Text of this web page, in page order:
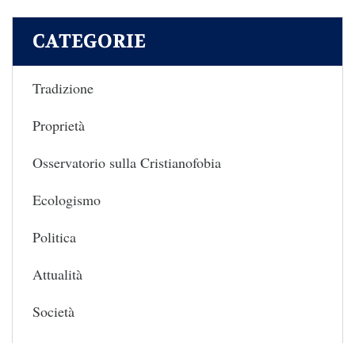
CATEGORIE
Tradizione
Proprietà
Osservatorio sulla Cristianofobia
Ecologismo
Politica
Attualità
Società